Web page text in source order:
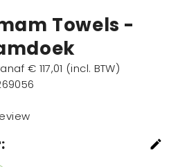
Towels -
€ 117,01 (incl. BTW)
: